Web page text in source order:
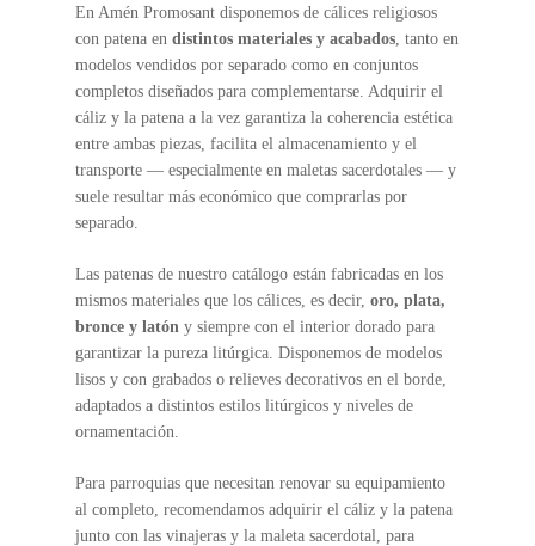
En Amén Promosant disponemos de cálices religiosos
con patena en distintos materiales y acabados , tanto en
modelos vendidos por separado como en conjuntos
completos diseñados para complementarse. Adquirir el
cáliz y la patena a la vez garantiza la coherencia estética
entre ambas piezas, facilita el almacenamiento y el
transporte — especialmente en maletas sacerdotales — y
suele resultar más económico que comprarlas por
separado.
Las patenas de nuestro catálogo están fabricadas en los
mismos materiales que los cálices, es decir, oro, plata,
bronce y latón y siempre con el interior dorado para
garantizar la pureza litúrgica. Disponemos de modelos
lisos y con grabados o relieves decorativos en el borde,
adaptados a distintos estilos litúrgicos y niveles de
ornamentación.
Para parroquias que necesitan renovar su equipamiento
al completo, recomendamos adquirir el cáliz y la patena
junto con las vinajeras y la maleta sacerdotal, para